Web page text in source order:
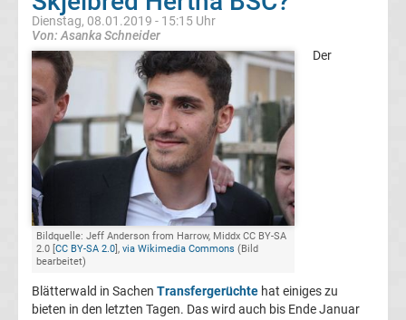
Liga
DFB-
Pokal
Champions
League
Europa
Dienstag, 08.01.2019 - 15:15 Uhr
Von: Asanka Schneider
Bildquelle: Jeff Anderson from Harrow, Middx CC BY-SA
2.0 [CC BY-SA 2.0], via Wikimedia Commons (Bild
bearbeitet)
Der
Blätterwald in Sachen Transfergerüchte hat einiges zu
bieten in den letzten Tagen. Das wird auch bis Ende Januar